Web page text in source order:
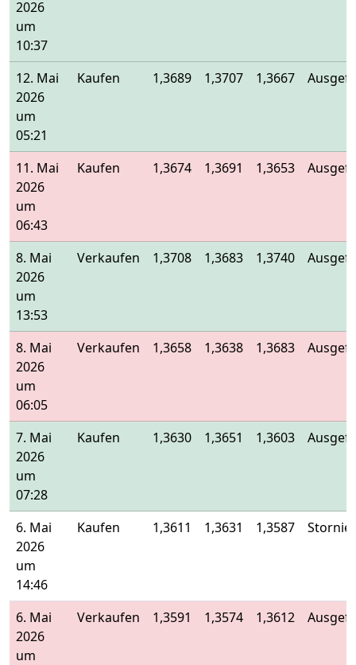
2026
um
10:37
12. Mai
2026
um
05:21
Kaufen 1,3689 1,3707 1,3667
11. Mai
2026
um
06:43
Kaufen 1,3674 1,3691 1,3653
8. Mai
2026
um
13:53
Verkaufen 1,3708 1,3683 1,3740
8. Mai
2026
um
06:05
Verkaufen 1,3658 1,3638 1,3683
7. Mai
2026
um
07:28
Kaufen 1,3630 1,3651 1,3603
6. Mai
2026
um
14:46
Kaufen 1,3611 1,3631 1,3587
6. Mai
2026
um
Verkaufen 1,3591 1,3574 1,3612